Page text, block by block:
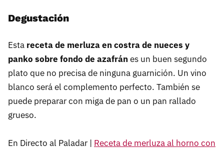
Degustación
Esta receta de merluza en costra de nueces y
panko sobre fondo de azafrán es un buen segundo
plato que no precisa de ninguna guarnición. Un vino
blanco será el complemento perfecto. También se
puede preparar con miga de pan o un pan rallado
grueso.
En Directo al Paladar | Receta de merluza al horno con